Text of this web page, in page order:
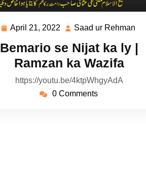
April 21, 2022
April
2022
Saad ur Rehman
Bemario se Nijat ka ly |
Ramzan ka Wazifa
https://youtu.be/4ktpWhgyAdA
0 Comments